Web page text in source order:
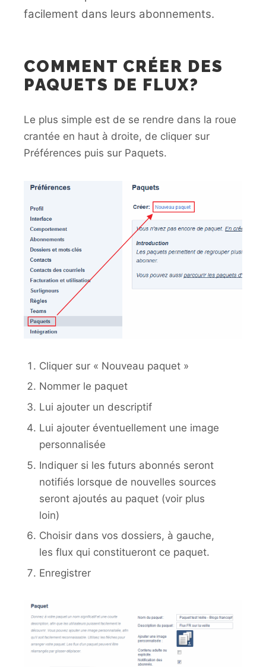
facilement dans leurs abonnements.
COMMENT CRÉER DES
PAQUETS DE FLUX?
Le plus simple est de se rendre dans la roue
crantée en haut à droite, de cliquer sur
Préférences puis sur Paquets.
Cliquer sur « Nouveau paquet »
Nommer le paquet
Lui ajouter un descriptif
Lui ajouter éventuellement une image
personnalisée
Indiquer si les futurs abonnés seront
notifiés lorsque de nouvelles sources
seront ajoutés au paquet (voir plus
loin)
Choisir dans vos dossiers, à gauche,
les flux qui constitueront ce paquet.
Enregistrer